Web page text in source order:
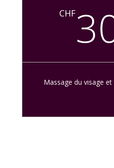
CHF
Massage du visage